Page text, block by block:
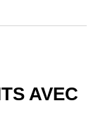
AVEC